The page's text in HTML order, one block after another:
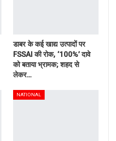
डाबर के कई खाद्य उत्पादों पर
FSSAI की रोक, ‘100%’ दावे
को बताया भ्रामक; शहद से
लेकर…
NATIONAL